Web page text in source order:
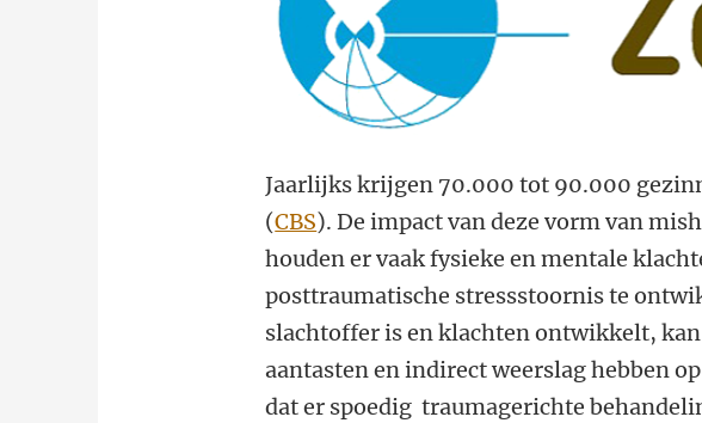
Jaarlijks krijgen 70.000 tot 90.000
(CBS). De impact van deze vorm van
houden er vaak fysieke en mentale
posttraumatische stressstoornis te
slachtoffer is en klachten ontwikkelt,
aantasten en indirect weerslag hebben
dat er spoedig traumagerichte